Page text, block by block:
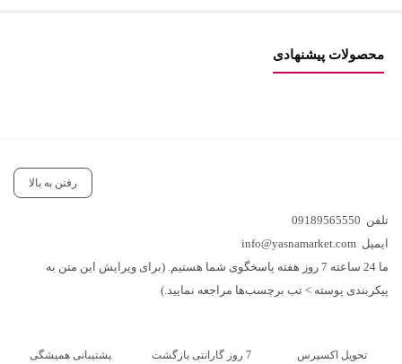
محصولات پیشنهادی
رفتن به بالا
تلفن 09189565550
ایمیل info@yasnamarket.com
ما 24 ساعته 7 روز هفته پاسخگوی شما هستیم. (برای ویرایش این متن به
پیکربندی پوسته > تب برچسب‌ها مراجعه نمایید.)
تحویل اکسپرس
7 روز گارانتی بازگشت
پشتیبانی همیشگی